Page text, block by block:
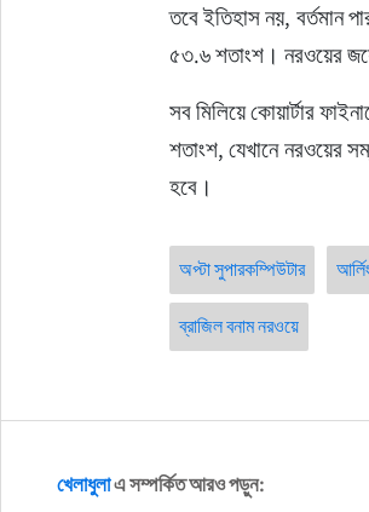
তবে ইতিহাস নয়, বর্তমান
৫৩.৬ শতাংশ। নরওয়ের
সব মিলিয়ে কোয়ার্টার
শতাংশ, যেখানে নরওয়ের
হবে।
অপ্টা সুপারকম্পিউটার
ব্রাজিল বনাম নরওয়ে
খেলাধুলাএ সম্পর্কিত আরও পড়ুন: